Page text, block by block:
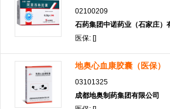
02100209
石药集团中诺药业（石家庄）
医保: []
地奥心血康胶囊（医保）
03101325
成都地奥制药集团有限公司